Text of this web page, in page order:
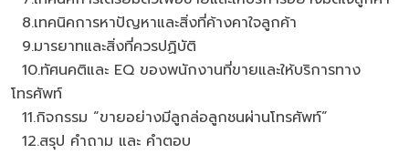
8.เทคนิคการหาปัญหาและสิ่งที่ค้างคาใจลูกค้า
9.มารยาทและสิ่งที่ควรปฏิบัติ
10.ทัศนคติและ EQ ของพนักงานที่ขายและให้บริการทาง
โทรศัพท์
11.กิจกรรม “ขายอย่างมีลูกล่อลูกชนผ่านโทรศัพท์”
12.สรุป คำถาม และ คำตอบ